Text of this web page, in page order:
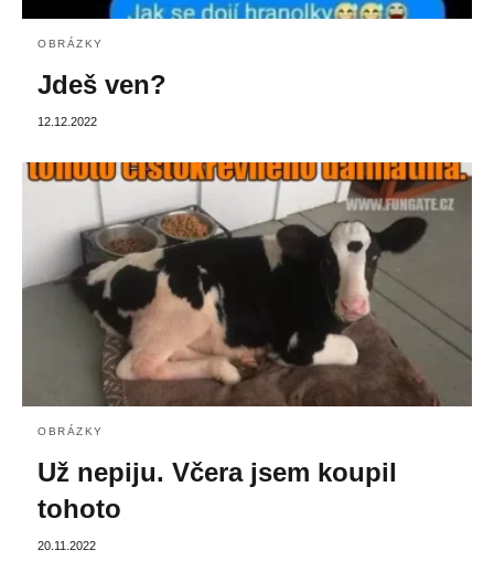
OBRÁZKY
Jdeš ven?
12.12.2022
OBRÁZKY
Už nepiju. Včera jsem koupil
tohoto
20.11.2022